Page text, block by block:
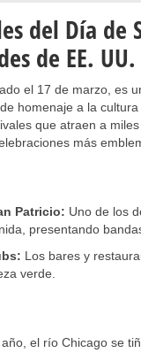
del Día de
de EE. UU.
el 17 de marzo, es
homenaje a la
que atraen a
más
Patricio: Uno de los
presentando
Los bares y
verde.
el río Chicago se